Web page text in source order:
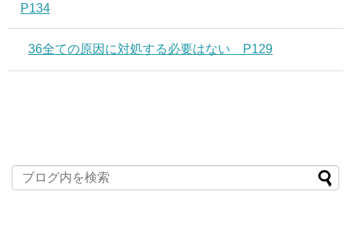
P134
36全ての原因に対処する必要はない P129